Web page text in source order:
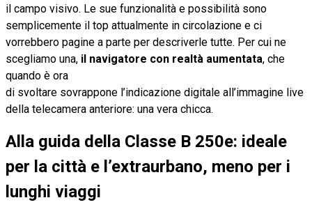
il campo visivo. Le sue funzionalità e possibilità sono
semplicemente il top attualmente in circolazione e ci
vorrebbero pagine a parte per descriverle tutte. Per cui ne
scegliamo una, il navigatore con realtà aumentata, che
quando è ora
di svoltare sovrappone l’indicazione digitale all’immagine live
della telecamera anteriore: una vera chicca.
Alla guida della Classe B 250e: ideale
per la città e l’extraurbano, meno per i
lunghi viaggi